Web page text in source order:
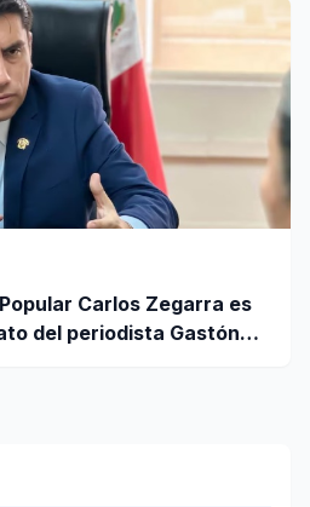
Carlos Zegarra es
del periodista Gastón